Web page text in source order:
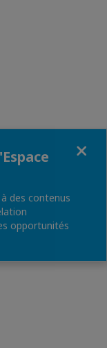
des contenus
opportunités